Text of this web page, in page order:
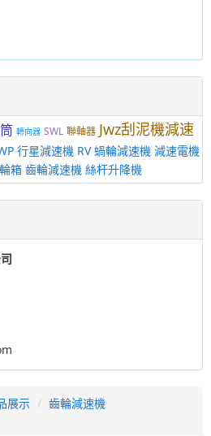
轉向器 SWL 聯軸器 Jwz刮泥機減速
行星減速機 RV 蝸輪減速機 減速電機
箱 齒輪減速機 絲杆升降機
展示
齒輪減速機